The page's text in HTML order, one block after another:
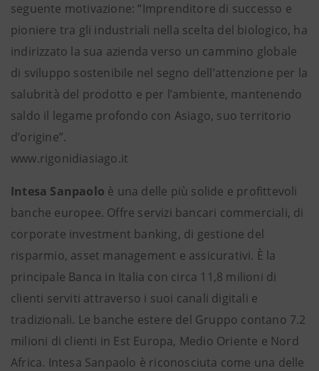
seguente motivazione: “Imprenditore di successo e
pioniere tra gli industriali nella scelta del biologico, ha
indirizzato la sua azienda verso un cammino globale
di sviluppo sostenibile nel segno dell’attenzione per la
salubrità del prodotto e per l’ambiente, mantenendo
saldo il legame profondo con Asiago, suo territorio
d’origine”.
www.rigonidiasiago.it
Intesa Sanpaolo è una delle più solide e profittevoli
banche europee. Offre servizi bancari commerciali, di
corporate investment banking, di gestione del
risparmio, asset management e assicurativi. È la
principale Banca in Italia con circa 11,8 milioni di
clienti serviti attraverso i suoi canali digitali e
tradizionali. Le banche estere del Gruppo contano 7.2
milioni di clienti in Est Europa, Medio Oriente e Nord
Africa. Intesa Sanpaolo è riconosciuta come una delle